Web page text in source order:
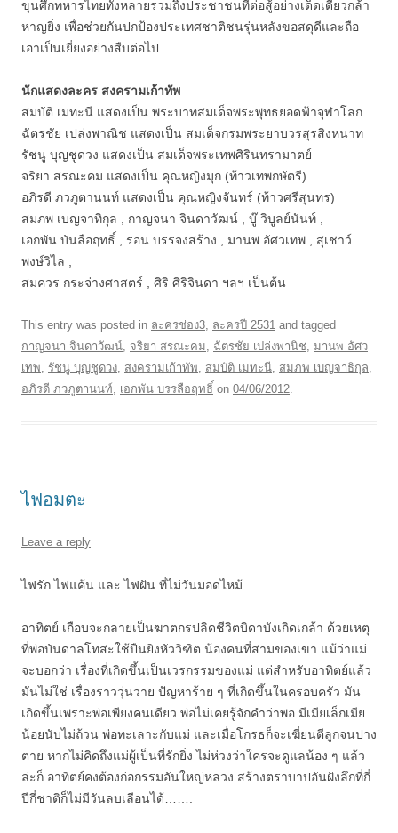
ขุนศึกทหารไทยทั้งหลายรวมถึงประชาชนที่ต่อสู้อย่างเด็ดเดี่ยวกล้า
หาญยิ่ง เพื่อช่วยกันปกป้องประเทศชาติชนรุ่นหลังขอสดุดีและถือ
เอาเป็นเยี่ยงอย่างสืบต่อไป
นักแสดงละคร สงครามเก้าทัพ
สมบัติ เมทะนี แสดงเป็น พระบาทสมเด็จพระพุทธยอดฟ้าจุฬาโลก
ฉัตรชัย เปล่งพาณิช แสดงเป็น สมเด็จกรมพระยาบวรสุรสิงหนาท
รัชนู บุญชูดวง แสดงเป็น สมเด็จพระเทพศิรินทรามาตย์
จริยา สรณะคม แสดงเป็น คุณหญิงมุก (ท้าวเทพกษัตรี)
อภิรดี ภวภูตานนท์ แสดงเป็น คุณหญิงจันทร์ (ท้าวศรีสุนทร)
สมภพ เบญจาทิกุล , กาญจนา จินดาวัฒน์ , บู๊ วิบูลย์นันท์ ,
เอกพัน บันลือฤทธิ์ , รอน บรรจงสร้าง , มานพ อัศวเทพ , สุเชาว์
พงษ์วิไล ,
สมควร กระจ่างศาสตร์ , ศิริ ศิริจินดา ฯลฯ เป็นต้น
This entry was posted in ละครช่อง3, ละครปี 2531 and tagged
กาญจนา จินดาวัฒน์, จริยา สรณะคม, ฉัตรชัย เปล่งพานิช, มานพ อัศว
เทพ, รัชนู บุญชูดวง, สงครามเก้าทัพ, สมบัติ เมทะนี, สมภพ เบญจาธิกุล,
อภิรดี ภวภูตานนท์, เอกพัน บรรลือฤทธิ์ on 04/06/2012.
ไฟอมตะ
Leave a reply
ไฟรัก ไฟแค้น และ ไฟฝัน ที่ไม่วันมอดไหม้
อาทิตย์ เกือบจะกลายเป็นฆาตกรปลิดชีวิตบิดาบังเกิดเกล้า ด้วยเหตุ
ที่พ่อบันดาลโทสะใช้ปืนยิงหัววิฑิต น้องคนที่สามของเขา แม้ว่าแม่
จะบอกว่า เรื่องที่เกิดขึ้นเป็นเวรกรรมของแม่ แต่สำหรับอาทิตย์แล้ว
มันไม่ใช่ เรื่องราววุ่นวาย ปัญหาร้าย ๆ ที่เกิดขึ้นในครอบครัว มัน
เกิดขึ้นเพราะพ่อเพียงคนเดียว พ่อไม่เคยรู้จักคำว่าพอ มีเมียเล็กเมีย
น้อยนับไม่ถ้วน พ่อทะเลาะกับแม่ และเมื่อโกรธก็จะเฆี่ยนตีลูกจนปาง
ตาย หากไม่คิดถึงแม่ผู้เป็นที่รักยิ่ง ไม่ห่วงว่าใครจะดูแลน้อง ๆ แล้ว
ล่ะก็ อาทิตย์คงต้องก่อกรรมอันใหญ่หลวง สร้างตราบาปอันฝังลึกที่กี่
ปีกี่ชาติก็ไม่มีวันลบเลือนได้…….